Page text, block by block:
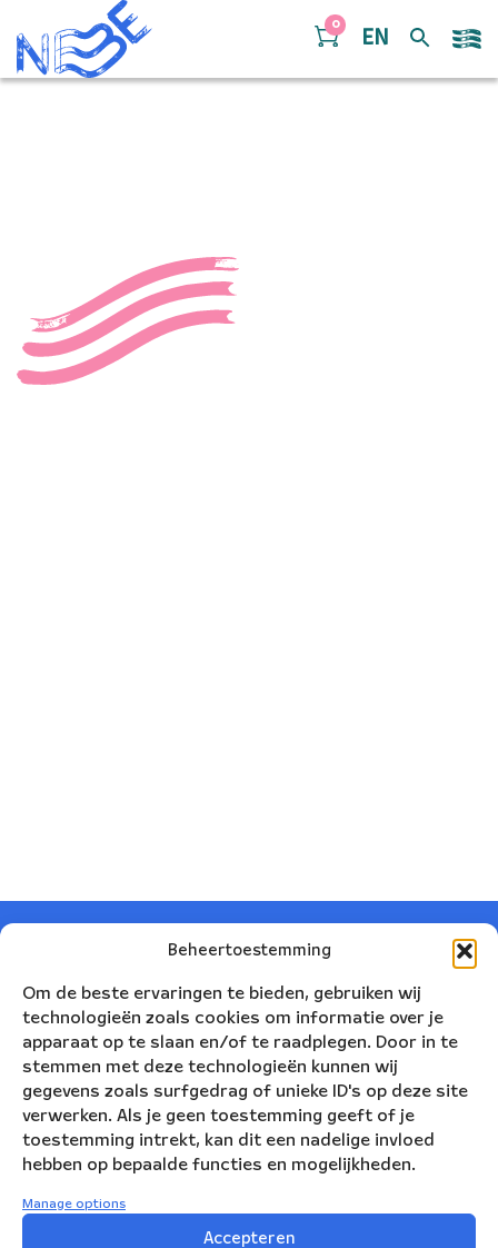
Beheertoestemming
Om de beste ervaringen te bieden, gebruiken wij
technologieën zoals cookies om informatie over je
apparaat op te slaan en/of te raadplegen. Door in te
stemmen met deze technologieën kunnen wij
gegevens zoals surfgedrag of unieke ID's op deze site
verwerken. Als je geen toestemming geeft of je
toestemming intrekt, kan dit een nadelige invloed
hebben op bepaalde functies en mogelijkheden.
Manage options
Accepteren
Doorgaan naar inhoud
0
EN
Nederlandse Blazers Ensemble
Korte Leidsedwarsstraat 12